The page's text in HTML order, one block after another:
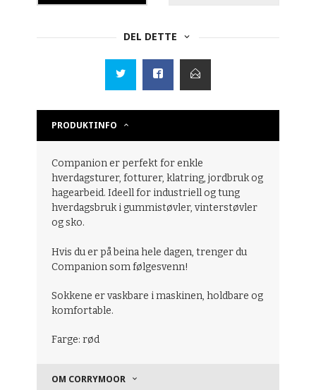
DEL DETTE
PRODUKTINFO
Companion er perfekt for enkle
hverdagsturer, fotturer, klatring, jordbruk og
hagearbeid. Ideell for industriell og tung
hverdagsbruk i gummistøvler, vinterstøvler
og sko.
Hvis du er på beina hele dagen, trenger du
Companion som følgesvenn!
Sokkene er vaskbare i maskinen, holdbare og
komfortable.
Farge: rød
OM CORRYMOOR